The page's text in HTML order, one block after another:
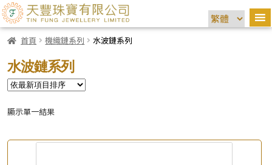
首頁 機織鏈系列 水波鏈系列
水波鏈系列
顯示單一結果